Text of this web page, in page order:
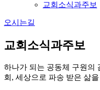
교회소식과주보
오시는길
교회소식과주보
하나가 되는 공동체 구원의
회, 세상으로 파송 받은 삶